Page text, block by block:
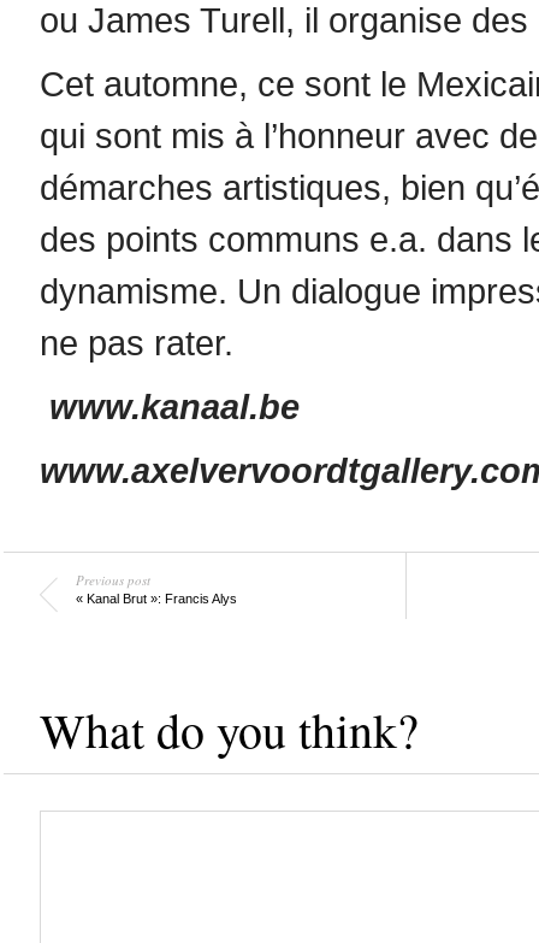
ou James Turell, il organise
Cet automne, ce sont le
qui sont mis à l’honneur avec
démarches artistiques, bien
des points communs e.a. dans
dynamisme. Un dialogue
ne pas rater.
www.kanaal.be
Previous post
« Kanal Brut »: Francis Alys
What do you think?